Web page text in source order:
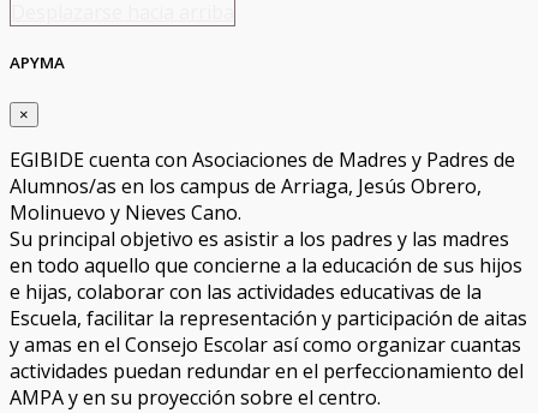
APYMA
×
EGIBIDE cuenta con Asociaciones de Madres y Padres de
Alumnos/as en los campus de Arriaga, Jesús Obrero,
Molinuevo y Nieves Cano.
Su principal objetivo es asistir a los padres y las madres
en todo aquello que concierne a la educación de sus hijos
e hijas, colaborar con las actividades educativas de la
Escuela, facilitar la representación y participación de aitas
y amas en el Consejo Escolar así como organizar cuantas
actividades puedan redundar en el perfeccionamiento del
AMPA y en su proyección sobre el centro.